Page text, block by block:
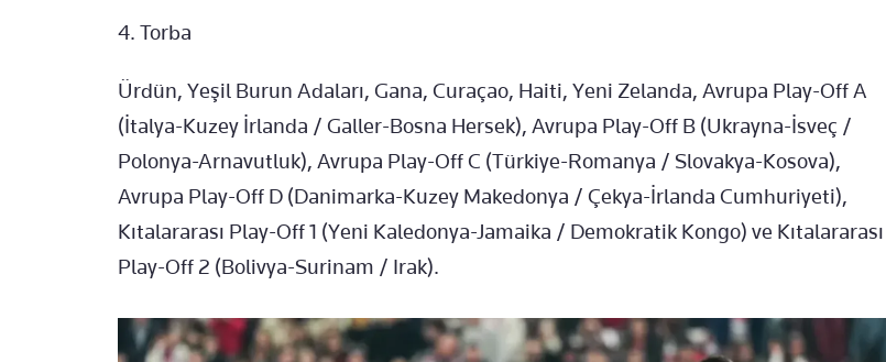
4.⁠ ⁠Torba
Ürdün, Yeşil Burun Adaları, Gana, Curaçao, Haiti, Yeni Zelanda, Avrupa Play-Off A
(İtalya-Kuzey İrlanda / Galler-Bosna Hersek), Avrupa Play-Off B (Ukrayna-İsveç /
Polonya-Arnavutluk), Avrupa Play-Off C (Türkiye-Romanya / Slovakya-Kosova),
Avrupa Play-Off D (Danimarka-Kuzey Makedonya / Çekya-İrlanda Cumhuriyeti),
Kıtalararası Play-Off 1 (Yeni Kaledonya-Jamaika / Demokratik Kongo) ve Kıtalararası
Play-Off 2 (Bolivya-Surinam / Irak).